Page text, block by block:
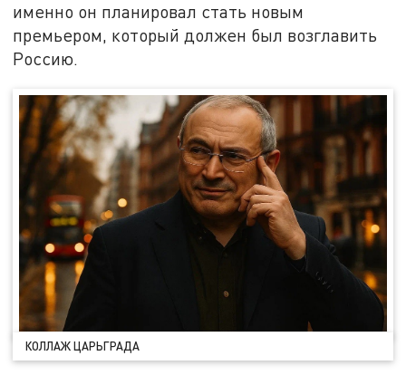
именно он планировал стать новым
премьером, который должен был возглавить
Россию.
КОЛЛАЖ ЦАРЬГРАДА